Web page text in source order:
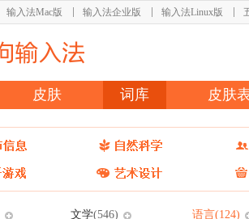
输入法Mac版 输入法企业版 输入法Linux版
皮肤 词库 皮肤
文学(546) 语言(124)